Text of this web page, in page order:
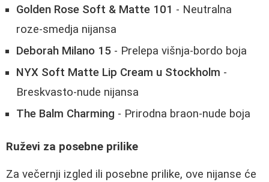
Golden Rose Soft & Matte 101 - Neutralna
roze-smedja nijansa
Deborah Milano 15 - Prelepa višnja-bordo boja
NYX Soft Matte Lip Cream u Stockholm -
Breskvasto-nude nijansa
The Balm Charming - Prirodna braon-nude boja
Ruževi za posebne prilike
Za večernji izgled ili posebne prilike, ove nijanse će